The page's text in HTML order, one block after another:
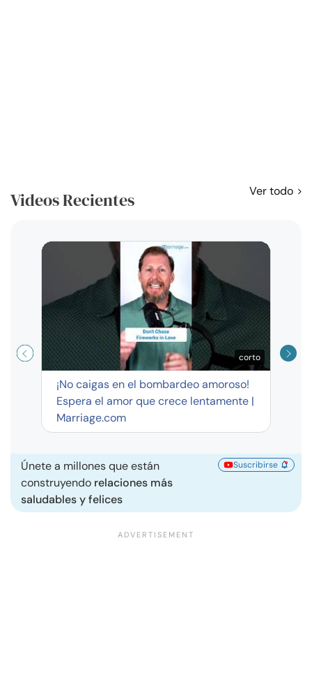
Videos Recientes Ver todo
corto
¡No caigas en el bombardeo amoroso!
Espera el amor que crece lentamente |
Marriage.com
Únete a millones que están
construyendo relaciones más
saludables y felices
Suscribirse